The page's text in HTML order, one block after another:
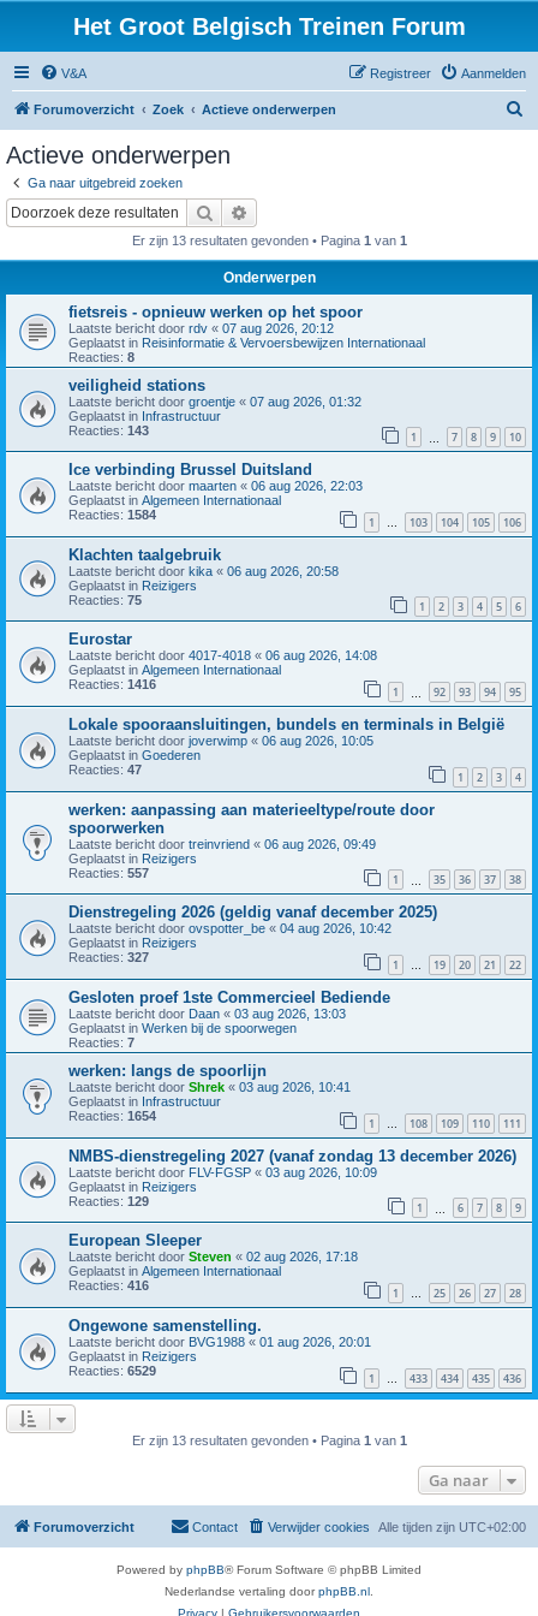
Het Groot Belgisch Treinen Forum
V&A Aanmelden
Registreer
Forumoverzicht Zoek Actieve onderwerpen
Actieve onderwerpen
Ga naar uitgebreid zoeken
Zoek
Er zijn 13 resultaten gevonden • Pagina 1 van 1
Onderwerpen
fietsreis - opnieuw werken op het spoor
Laatste bericht door rdv « 07 aug 2026, 20:12
Geplaatst in Reisinformatie & Vervoersbewijzen Internationaal
Reacties: 8
veiligheid stations
Laatste bericht door groentje « 07 aug 2026, 01:32
Geplaatst in Infrastructuur
Reacties: 143 1 7 8 9 10
Ice verbinding Brussel Duitsland
Laatste bericht door maarten « 06 aug 2026, 22:03
Geplaatst in Algemeen Internationaal
Reacties: 1584 1 … 103 104 105 106
Klachten taalgebruik
Laatste bericht door kika « 06 aug 2026, 20:58
Geplaatst in Reizigers
Reacties: 75 1 2 3 4 5 6
Eurostar
Laatste bericht door 4017-4018 « 06 aug 2026, 14:08
Geplaatst in Algemeen Internationaal
Reacties: 1416 1 92 93 94 95
Lokale spooraansluitingen, bundels en terminals in België
Laatste bericht door joverwimp « 06 aug 2026, 10:05
Geplaatst in Goederen
Reacties: 47 1 2 3 4
werken: aanpassing aan materieeltype/route door
spoorwerken
Laatste bericht door treinvriend « 06 aug 2026, 09:49
Geplaatst in Reizigers
Reacties: 557 1 35 36 37 38
Dienstregeling 2026 (geldig vanaf december 2025)
Laatste bericht door ovspotter_be « 04 aug 2026, 10:42
Geplaatst in Reizigers
Reacties: 327 1 … 19 20 21 22
Gesloten proef 1ste Commercieel Bediende
Laatste bericht door Daan « 03 aug 2026, 13:03
Geplaatst in Werken bij de spoorwegen
Reacties: 7
werken: langs de spoorlijn
Laatste bericht door Shrek « 03 aug 2026, 10:41
Geplaatst in Infrastructuur
Reacties: 1654 1 … 108 109 110 111
NMBS-dienstregeling 2027 (vanaf zondag 13 december 2026)
Laatste bericht door FLV-FGSP « 03 aug 2026, 10:09
Geplaatst in Reizigers
Reacties: 129 1 6 7 8 9
European Sleeper
Laatste bericht door Steven « 02 aug 2026, 17:18
Geplaatst in Algemeen Internationaal
Reacties: 416 1 … 25 26 27 28
Ongewone samenstelling.
Laatste bericht door BVG1988 « 01 aug 2026, 20:01
Geplaatst in Reizigers
Reacties: 6529 1 … 433 434 435 436
Er zijn 13 resultaten gevonden • Pagina 1 van 1
Ga naar
Forumoverzicht Alle tijden zijn UTC+02:00
Verwijder cookies
Contact
Powered by phpBB® Forum Software © phpBB Limited
Nederlandse vertaling doorphpBB.nl
Privacy | Gebruikersvoorwaarden